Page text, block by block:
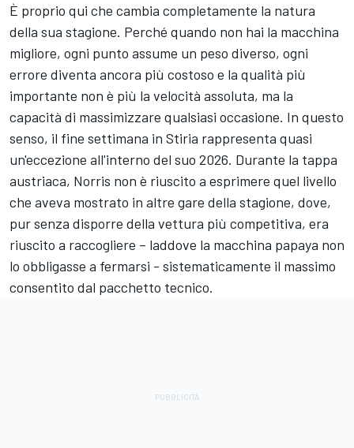
È proprio qui che cambia completamente la natura
della sua stagione. Perché quando non hai la macchina
migliore, ogni punto assume un peso diverso, ogni
errore diventa ancora più costoso e la qualità più
importante non è più la velocità assoluta, ma la
capacità di massimizzare qualsiasi occasione. In questo
senso, il fine settimana in Stiria rappresenta quasi
un'eccezione all'interno del suo 2026. Durante la tappa
austriaca, Norris non è riuscito a esprimere quel livello
che aveva mostrato in altre gare della stagione, dove,
pur senza disporre della vettura più competitiva, era
riuscito a raccogliere – laddove la macchina papaya non
lo obbligasse a fermarsi - sistematicamente il massimo
consentito dal pacchetto tecnico.